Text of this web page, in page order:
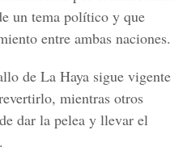
un tema político y que
entre ambas naciones.
de La Haya sigue vigente
mientras otros
dar la pelea y llevar el